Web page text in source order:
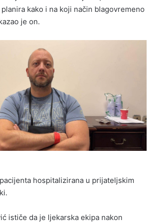
kako i na koji način blagovremeno
je on.
hospitalizirana u prijateljskim
ističe da je ljekarska ekipa nakon